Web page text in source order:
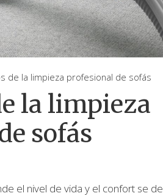
de la limpieza profesional de sofás
la limpieza
sofás
el nivel de vida y el confort se